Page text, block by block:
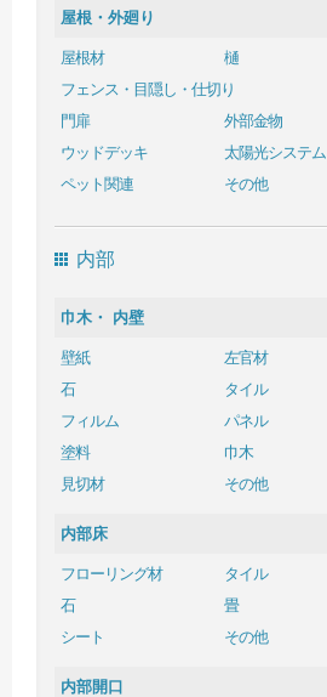
屋根・外廻り
屋根材
樋
フェンス・目隠し・仕切り
門扉
外部金物
ウッドデッキ
太陽光システム
ペット関連
その他
内部
巾木・ 内壁
壁紙
左官材
石
タイル
フィルム
パネル
塗料
巾木
見切材
その他
内部床
フローリング材
タイル
石
畳
シート
その他
内部開口